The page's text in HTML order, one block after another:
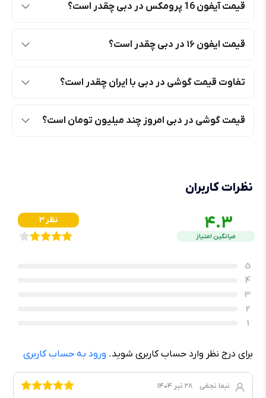
قیمت آیفون 16 پرومکس در دبی چقدر است؟
قیمت ایفون ۱۶ در دبی چقدر است؟
تفاوت قیمت گوشی در دبی با ایران چقدر است؟
قیمت گوشی در دبی امروز چند میلیون تومان است؟
نظرات کاربران
4.3
میانگین امتیاز
3 نظر
5
4
3
2
1
برای درج نظر وارد حساب کاربری شوید. ورود به حساب کاربری
نیما نجفی ۲۸ تیر ۱۴۰۴